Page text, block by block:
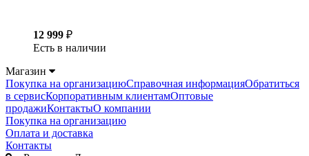
12 999 ₽
Есть в наличии
Магазин
Покупка на организациюСправочная информацияОбратиться
в сервисКорпоративным клиентамОптовые
продажиКонтактыО компании
Покупка на организацию
Оплата и доставка
Контакты